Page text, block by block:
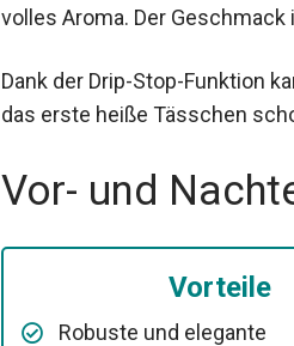
volles Aroma. Der
Dank der Drip-Stop-Funktion
das erste heiße Tässchen
Vor- und
Vorteile
Robuste und elegante